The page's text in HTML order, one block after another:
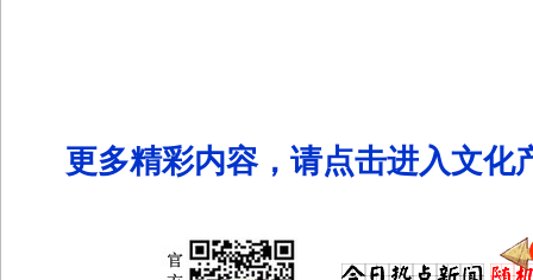
更多精彩内容，请点击进入文化